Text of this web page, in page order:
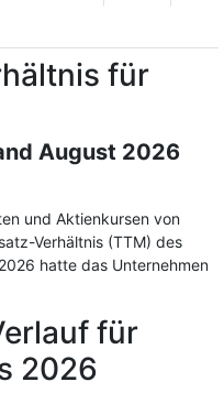
für
August 2026
und Aktienkursen von
Verhältnis (TTM) des
hatte das Unternehmen
für
2026